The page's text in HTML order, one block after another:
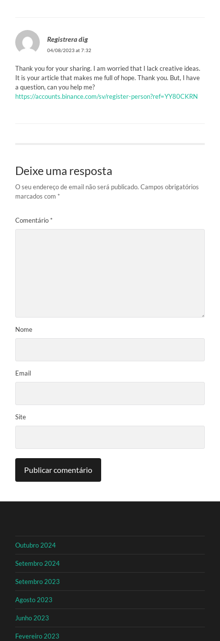
Registrera dig
04/08/2023 at 7:32
Thank you for your sharing. I am worried that I lack creative ideas.
It is your article that makes me full of hope. Thank you. But, I have
a question, can you help me?
https://accounts.binance.com/sv/register-person?ref=YY80CKRN
Deixe uma resposta
O seu endereço de email não será publicado. Campos obrigatórios
marcados com *
Comentário *
Nome
Email
Site
Outubro 2024
Setembro 2024
Setembro 2023
Agosto 2023
Junho 2023
Fevereiro 2023